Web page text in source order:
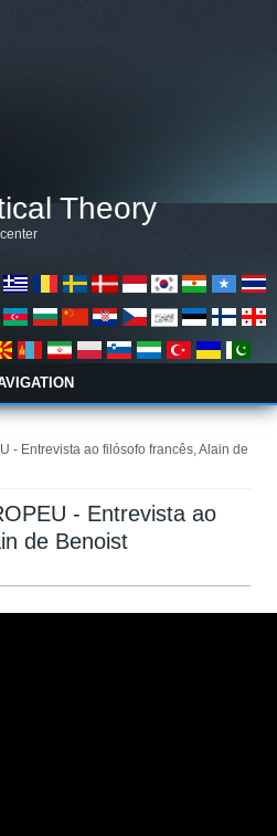
Theory
- Entrevista ao filósofo francês, Alain de
- Entrevista ao
de Benoist